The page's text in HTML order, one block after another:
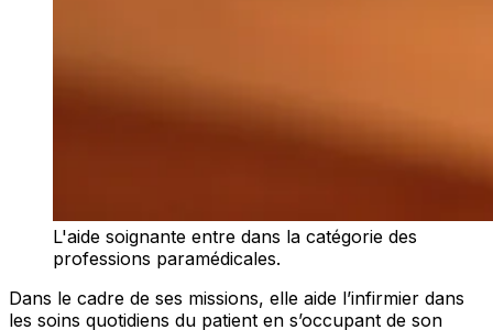
L'aide soignante entre dans la catégorie des
professions paramédicales.
Dans le cadre de ses missions, elle aide l’infirmier dans
les soins quotidiens du patient en s’occupant de son